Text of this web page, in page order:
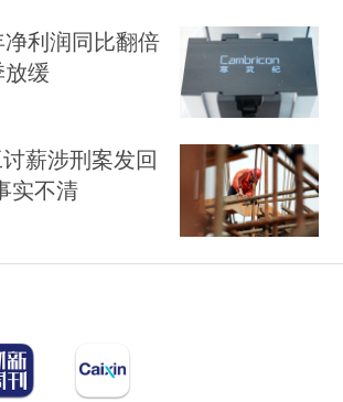
介绍过去40年来的相关理论研
理解普遍存在的市场失灵现象。这
而这些作用通常与福利国家的制度
进行政治辩护的框架也就有所相
利国家的需求源自市场机制的不完
制不完善有时会对人民生活和福祉
。很显然，市场机制无法为个人可
的养老保障。市场上已有的年金产
利润同比翻倍
放缓
薪涉刑案发回
实不清